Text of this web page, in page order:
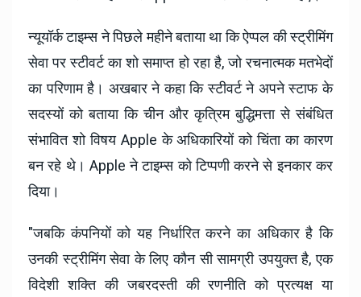
न्यूयॉर्क टाइम्स ने पिछले महीने बताया था कि ऐप्पल की स्ट्रीमिंग
सेवा पर स्टीवर्ट का शो समाप्त हो रहा है, जो रचनात्मक मतभेदों
का परिणाम है। अखबार ने कहा कि स्टीवर्ट ने अपने स्टाफ के
सदस्यों को बताया कि चीन और कृत्रिम बुद्धिमत्ता से संबंधित
संभावित शो विषय Apple के अधिकारियों को चिंता का कारण
बन रहे थे। Apple ने टाइम्स को टिप्पणी करने से इनकार कर
दिया।
"जबकि कंपनियों को यह निर्धारित करने का अधिकार है कि
उनकी स्ट्रीमिंग सेवा के लिए कौन सी सामग्री उपयुक्त है, एक
विदेशी शक्ति की जबरदस्ती की रणनीति को प्रत्यक्ष या